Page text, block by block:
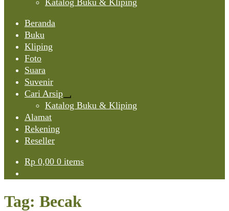
Katalog Buku & Kliping
Beranda
Buku
Kliping
Foto
Suara
Suvenir
Cari Arsip
Expand
child
Katalog Buku & Kliping
Alamat
Rekening
Reseller
Rp 0,00 0 items
Tag: Becak